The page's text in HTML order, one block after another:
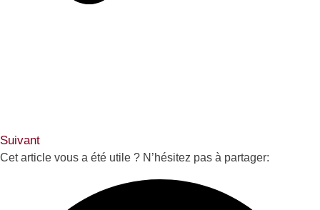
Suivant
Cet article vous a été utile ? N’hésitez pas à partager: